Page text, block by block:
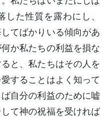
した性質を露わにし、
てばかりいる傾向があ
か私たちの利益を損な
と、私たちはその人を
することはよく知って
自分の利益のために嘘
て神の祝福を受ければ